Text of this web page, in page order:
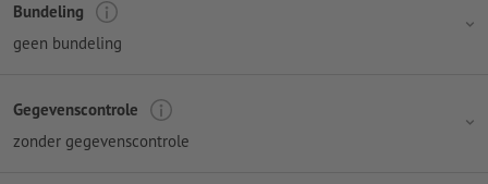
Bundeling
geen bundeling
Gegevenscontrole
zonder gegevenscontrole